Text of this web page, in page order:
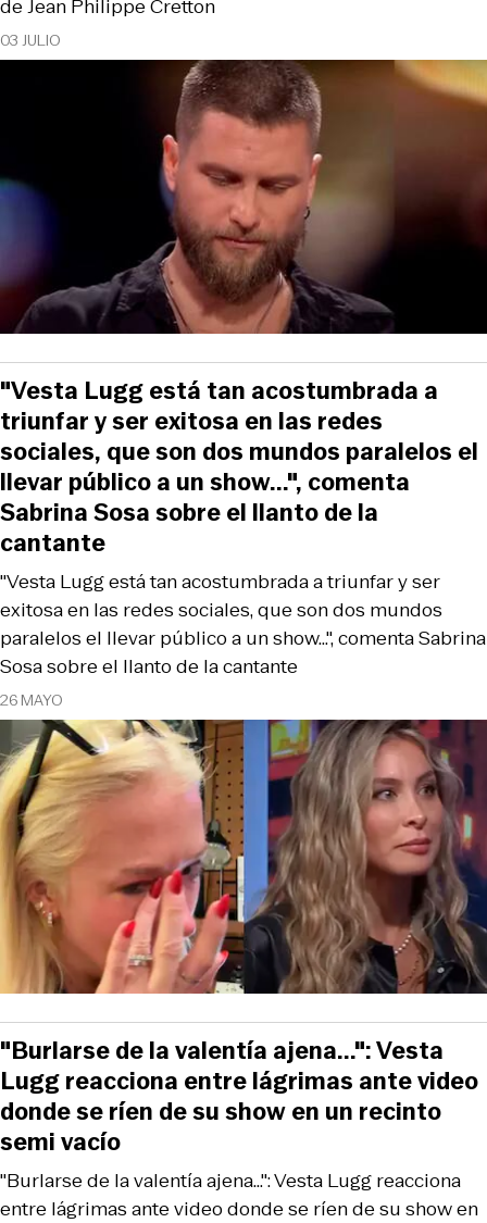
03 JULIO
de Jean Philippe Cretton
26 MAYO
"Vesta Lugg está tan acostumbrada a triunfar y ser
exitosa en las redes sociales, que son dos mundos
paralelos el llevar público a un show...", comenta Sabrina
Sosa sobre el llanto de la cantante
"Vesta Lugg está tan acostumbrada a
triunfar y ser exitosa en las redes
sociales, que son dos mundos paralelos el
llevar público a un show...", comenta
Sabrina Sosa sobre el llanto de la
cantante
"Burlarse de la valentía ajena...": Vesta Lugg reacciona
entre lágrimas ante video donde se ríen de su show en
"Burlarse de la valentía ajena...": Vesta
Lugg reacciona entre lágrimas ante video
donde se ríen de su show en un recinto
semi vacío